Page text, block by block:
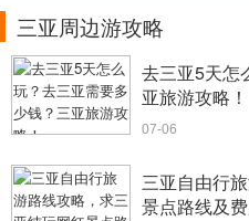
三亚周边游攻略
去三亚5天怎
亚旅游攻略！
07-06
三亚自由行
景点路线及